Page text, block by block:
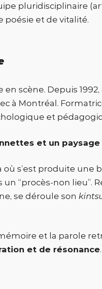
pluridisciplinaire
poésie et de vitalité.
scène. Depuis
à Montréal.
et
et un
s’est produite une
“procès-non lieu”.
se déroule son
et la parole
et de résonance.